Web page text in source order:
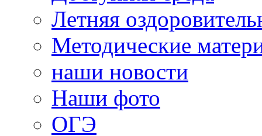
Летняя
Методические
наши новости
Наши фото
ОГЭ